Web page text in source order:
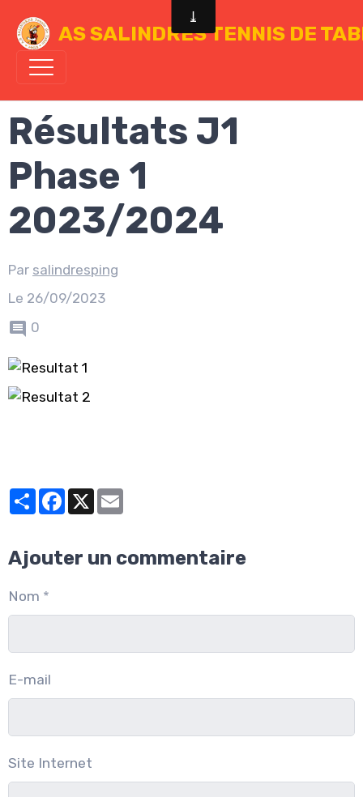
AS SALINDRES TENNIS DE
Résultats J1
Phase 1
2023/2024
Par salindresping
Le 26/09/2023
0
PartagerFacebook
X
Ajouter un commentaire
Nom
E-mail
Site Internet